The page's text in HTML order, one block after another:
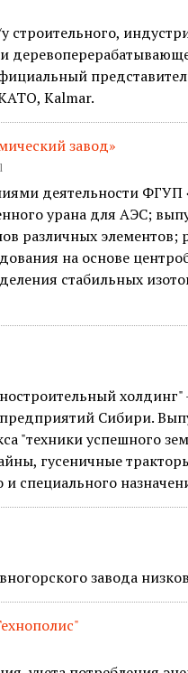
строительного,
и
Kalmar.
завод»
деятельности ФГУП
урана для АЭС;
различных элементов;
на основе
стабильных
Сибири.
"техники успешного
гусеничные
специального
завода